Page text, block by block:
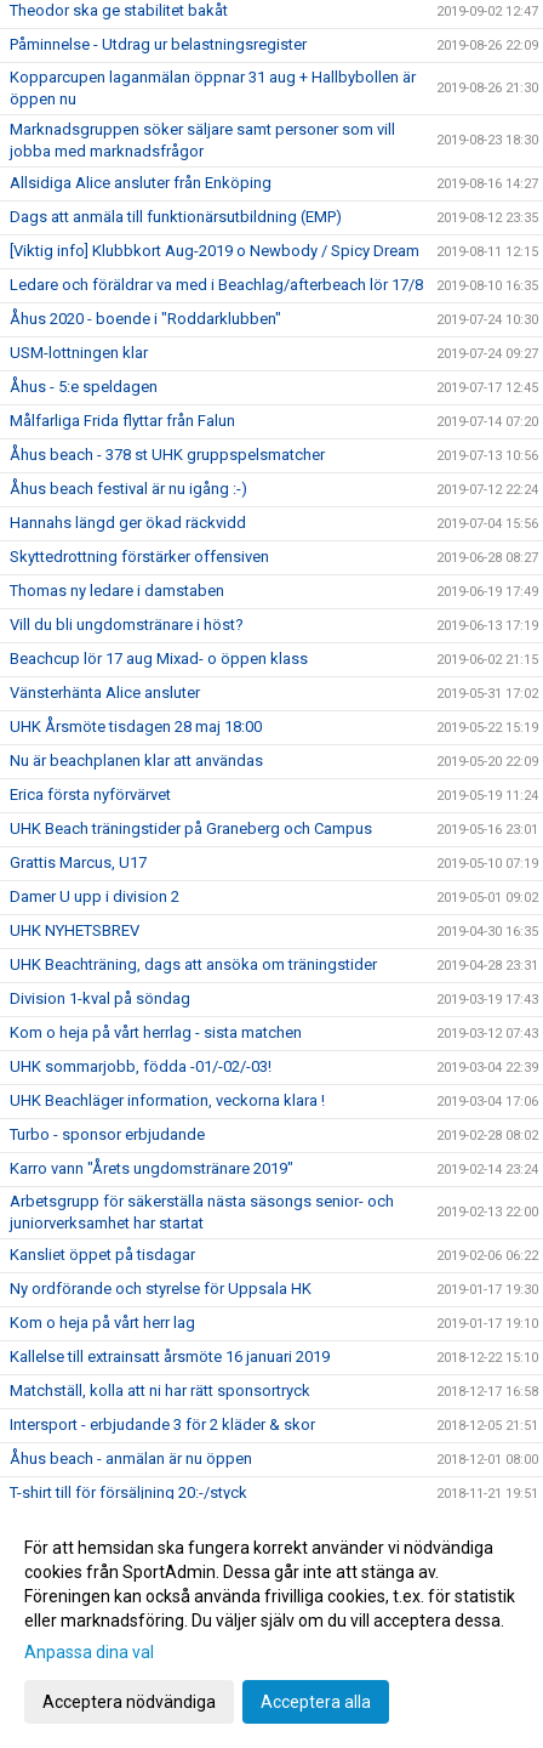
Theodor ska ge stabilitet bakåt 2019-09-02 12:47
Påminnelse - Utdrag ur belastningsregister 2019-08-26 22:09
Kopparcupen laganmälan öppnar 31 aug + Hallbybollen är
öppen nu
2019-08-26 21:30
Marknadsgruppen söker säljare samt personer som vill
jobba med marknadsfrågor
2019-08-23 18:30
Allsidiga Alice ansluter från Enköping 2019-08-16 14:27
Dags att anmäla till funktionärsutbildning (EMP) 2019-08-12 23:35
[Viktig info] Klubbkort Aug-2019 o Newbody / Spicy Dream 2019-08-11 12:15
Ledare och föräldrar va med i Beachlag/afterbeach lör 17/8 2019-08-10 16:35
Åhus 2020 - boende i "Roddarklubben" 2019-07-24 10:30
USM-lottningen klar 2019-07-24 09:27
Åhus - 5:e speldagen 2019-07-17 12:45
Målfarliga Frida flyttar från Falun 2019-07-14 07:20
Åhus beach - 378 st UHK gruppspelsmatcher 2019-07-13 10:56
Åhus beach festival är nu igång :-) 2019-07-12 22:24
Hannahs längd ger ökad räckvidd 2019-07-04 15:56
Skyttedrottning förstärker offensiven 2019-06-28 08:27
Thomas ny ledare i damstaben 2019-06-19 17:49
Vill du bli ungdomstränare i höst? 2019-06-13 17:19
Beachcup lör 17 aug Mixad- o öppen klass 2019-06-02 21:15
Vänsterhänta Alice ansluter 2019-05-31 17:02
UHK Årsmöte tisdagen 28 maj 18:00 2019-05-22 15:19
Nu är beachplanen klar att användas 2019-05-20 22:09
Erica första nyförvärvet 2019-05-19 11:24
UHK Beach träningstider på Graneberg och Campus 2019-05-16 23:01
Grattis Marcus, U17 2019-05-10 07:19
Damer U upp i division 2 2019-05-01 09:02
UHK NYHETSBREV 2019-04-30 16:35
UHK Beachträning, dags att ansöka om träningstider 2019-04-28 23:31
Division 1-kval på söndag 2019-03-19 17:43
Kom o heja på vårt herrlag - sista matchen 2019-03-12 07:43
UHK sommarjobb, födda -01/-02/-03! 2019-03-04 22:39
UHK Beachläger information, veckorna klara ! 2019-03-04 17:06
Turbo - sponsor erbjudande 2019-02-28 08:02
Karro vann "Årets ungdomstränare 2019" 2019-02-14 23:24
Arbetsgrupp för säkerställa nästa säsongs senior- och
juniorverksamhet har startat
2019-02-13 22:00
Kansliet öppet på tisdagar 2019-02-06 06:22
Ny ordförande och styrelse för Uppsala HK 2019-01-17 19:30
Kom o heja på vårt herr lag 2019-01-17 19:10
Kallelse till extrainsatt årsmöte 16 januari 2019 2018-12-22 15:10
Matchställ, kolla att ni har rätt sponsortryck 2018-12-17 16:58
Intersport - erbjudande 3 för 2 kläder & skor 2018-12-05 21:51
Åhus beach - anmälan är nu öppen 2018-12-01 08:00
T-shirt till för försäljning 20:-/styck 2018-11-21 19:51
Sekk.väskan till Tiundaskolan / UHK förrådet i Fyrishov 2018-11-18 09:21
Uppsala HK:s nya kanslist! 2018-10-19 18:24
P04 klara till USM steg 3 :-) 2018-10-14 22:12
Handbollens försäkring
USM-finalerna spelas i Uppsala - nu är det klart!
För att hemsidan ska fungera korrekt använder vi nödvändiga
cookies från SportAdmin. Dessa går inte att stänga av.
Föreningen kan också använda frivilliga cookies, t.ex. för statistik
eller marknadsföring. Du väljer själv om du vill acceptera dessa.
Anpassa dina val
Acceptera nödvändiga Acceptera alla